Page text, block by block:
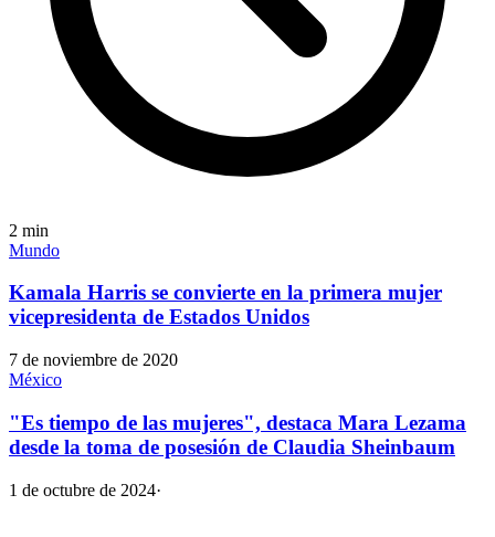
2 min
Mundo
Kamala Harris se convierte en la primera mujer
vicepresidenta de Estados Unidos
7 de noviembre de 2020
México
"Es tiempo de las mujeres", destaca Mara Lezama
desde la toma de posesión de Claudia Sheinbaum
1 de octubre de 2024·